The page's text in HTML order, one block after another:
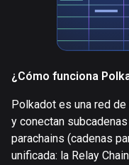
¿Cómo funciona
Polkadot es una red
y conectan
parachains (cadenas
unificada: la Relay